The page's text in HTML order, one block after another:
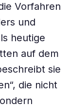
Vorfahren
und
heutige
auf dem
sie
die nicht